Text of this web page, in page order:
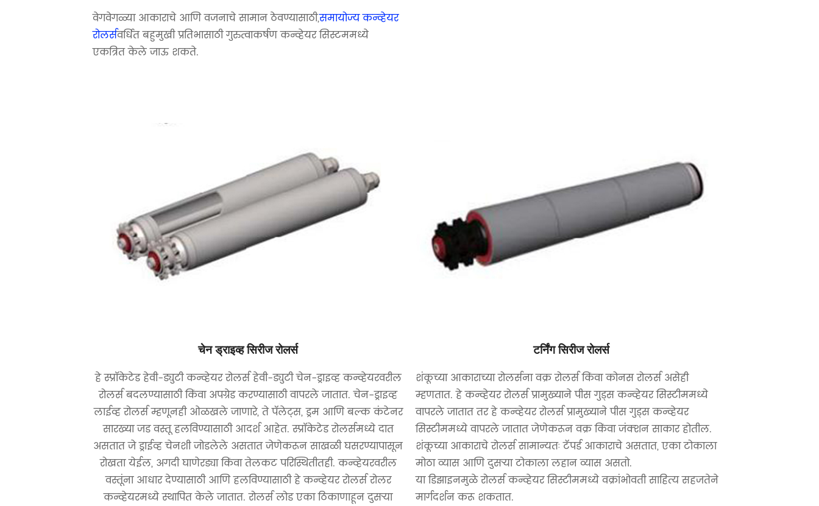
वेगवेगळ्या आकाराचे आणि वजनाचे सामान ठेवण्यासाठी,समायोज्य कन्व्हेयर
रोलर्सवर्धित बहुमुखी प्रतिभासाठी गुरुत्वाकर्षण कन्व्हेयर सिस्टममध्ये
एकत्रित केले जाऊ शकते.
चेन ड्राइव्ह सिरीज रोलर्स
हे स्प्रॉकेटेड हेवी-ड्युटी कन्व्हेयर रोलर्स हेवी-ड्युटी चेन-ड्राइव्ह कन्व्हेयरवरील
रोलर्स बदलण्यासाठी किंवा अपग्रेड करण्यासाठी वापरले जातात. चेन-ड्राइव्ह
लाईव्ह रोलर्स म्हणूनही ओळखले जाणारे, ते पॅलेट्स, ड्रम आणि बल्क कंटेनर
सारख्या जड वस्तू हलविण्यासाठी आदर्श आहेत. स्प्रॉकेटेड रोलर्समध्ये दात
असतात जे ड्राईव्ह चेनशी जोडलेले असतात जेणेकरून साखळी घसरण्यापासून
रोखता येईल, अगदी घाणेरड्या किंवा तेलकट परिस्थितीतही. कन्व्हेयरवरील
वस्तूंना आधार देण्यासाठी आणि हलविण्यासाठी हे कन्व्हेयर रोलर्स रोलर
कन्व्हेयरमध्ये स्थापित केले जातात. रोलर्स लोड एका ठिकाणाहून दुसऱ्या
टर्निंग सिरीज रोलर्स
शंकूच्या आकाराच्या रोलर्सना वक्र रोलर्स किंवा कोनस रोलर्स असेही
म्हणतात. हे कन्व्हेयर रोलर्स प्रामुख्याने पीस गुड्स कन्व्हेयर सिस्टीममध्ये
वापरले जातात तर हे कन्व्हेयर रोलर्स प्रामुख्याने पीस गुड्स कन्व्हेयर
सिस्टीममध्ये वापरले जातात जेणेकरून वक्र किंवा जंक्शन साकार होतील.
शंकूच्या आकाराचे रोलर्स सामान्यतः टॅपर्ड आकाराचे असतात, एका टोकाला
मोठा व्यास आणि दुसऱ्या टोकाला लहान व्यास असतो.
या डिझाइनमुळे रोलर्स कन्व्हेयर सिस्टीममध्ये वक्रांभोवती साहित्य सहजतेने
मार्गदर्शन करू शकतात.